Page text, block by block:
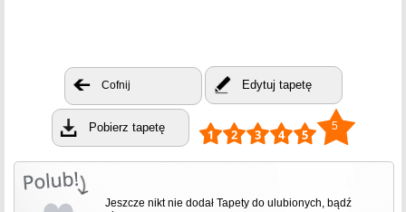
Cofnij Edytuj tapetę
Pobierz tapetę 5
Jeszcze nikt nie dodał Tapety do ulubionych, bądź